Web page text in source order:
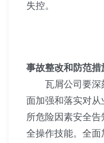
失控。
事故整改和防范措
瓦屑公司要深
面加强和落实对从
所危险因素安全告
全操作技能。全面